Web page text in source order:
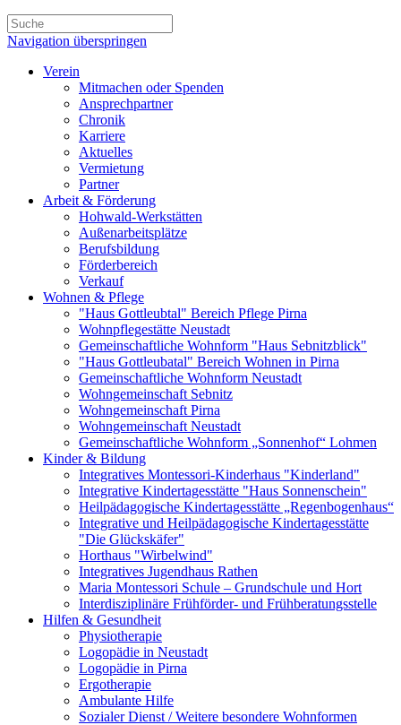
Navigation überspringen
Verein
Mitmachen oder Spenden
Ansprechpartner
Chronik
Karriere
Aktuelles
Vermietung
Partner
Arbeit & Förderung
Hohwald-Werkstätten
Außenarbeitsplätze
Berufsbildung
Förderbereich
Verkauf
Wohnen & Pflege
"Haus Gottleubtal" Bereich Pflege Pirna
Wohnpflegestätte Neustadt
Gemeinschaftliche Wohnform "Haus Sebnitzblick"
"Haus Gottleubatal" Bereich Wohnen in Pirna
Gemeinschaftliche Wohnform Neustadt
Wohngemeinschaft Sebnitz
Wohngemeinschaft Pirna
Wohngemeinschaft Neustadt
Gemeinschaftliche Wohnform „Sonnenhof“ Lohmen
Kinder & Bildung
Integratives Montessori-Kinderhaus "Kinderland"
Integrative Kindertagesstätte "Haus Sonnenschein"
Heilpädagogische Kindertagesstätte „Regenbogenhaus“
Integrative und Heilpädagogische Kindertagesstätte
"Die Glückskäfer"
Horthaus "Wirbelwind"
Integratives Jugendhaus Rathen
Maria Montessori Schule – Grundschule und Hort
Interdisziplinäre Frühförder- und Frühberatungsstelle
Hilfen & Gesundheit
Physiotherapie
Logopädie in Neustadt
Logopädie in Pirna
Ergotherapie
Ambulante Hilfe
Sozialer Dienst / Weitere besondere Wohnformen